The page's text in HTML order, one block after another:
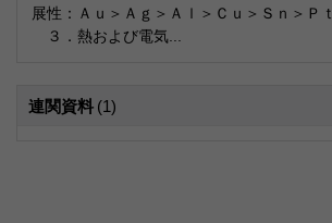
展性：Ａｕ＞Ａｇ＞Ａｌ＞Ｃｕ＞Ｓｎ＞Ｐｔ
３．熱および電気...
連関資料 (1)